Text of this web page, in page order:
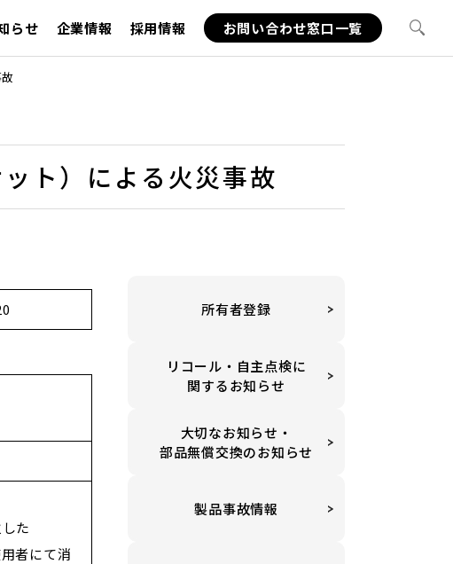
らせ 企業情報 採用情報 お問い合わせ窓口一覧
故
ト）による火災事故
た
者にて消
所有者登録
リコール・自主点検に
関するお知らせ
大切なお知らせ・
部品無償交換のお知らせ
製品事故情報